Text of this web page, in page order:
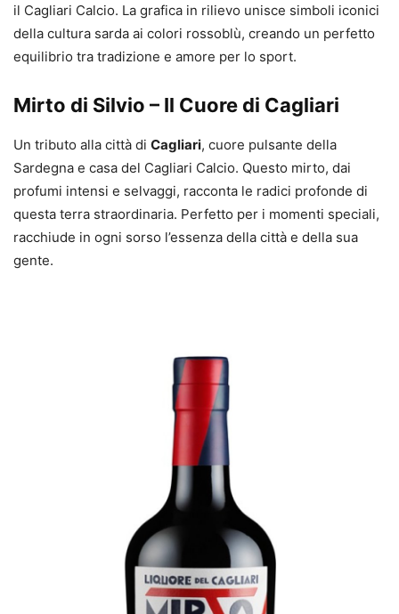
il Cagliari Calcio. La grafica in rilievo unisce simboli iconici
della cultura sarda ai colori rossoblù, creando un perfetto
equilibrio tra tradizione e amore per lo sport.
Mirto di Silvio – Il Cuore di Cagliari
Un tributo alla città di Cagliari, cuore pulsante della
Sardegna e casa del Cagliari Calcio. Questo mirto, dai
profumi intensi e selvaggi, racconta le radici profonde di
questa terra straordinaria. Perfetto per i momenti speciali,
racchiude in ogni sorso l’essenza della città e della sua
gente.